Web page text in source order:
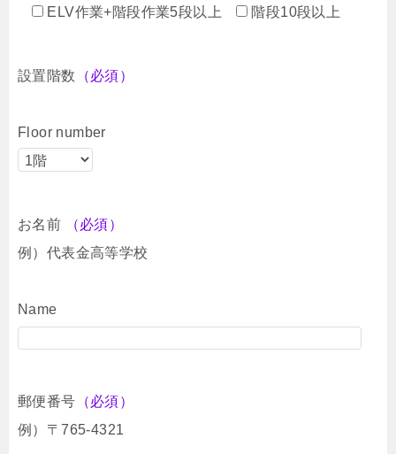
ELV作業+階段作業5段以上
階段10段以上
設置階数 （必須）
Floor number
お名前
（必須）
例）代表金高等学校
Name
郵便番号 （必須）
例）〒765-4321